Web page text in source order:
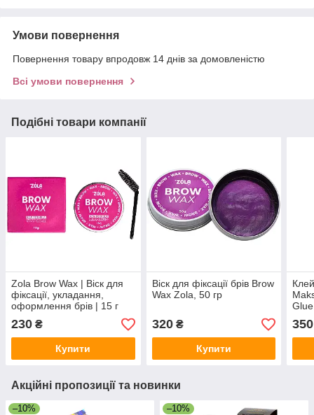
Умови повернення
Повернення товару впродовж 14 днів за домовленістю
Всі умови повернення
Подібні товари компанії
Zola Brow Wax | Віск для
фіксації, укладання,
оформлення брів | 15 г
230 ₴
Купити
Віск для фіксації брів Brow
Wax Zola, 50 гр
320₴
Купити
350
Акційні пропозиції та новинки
–10% –10%